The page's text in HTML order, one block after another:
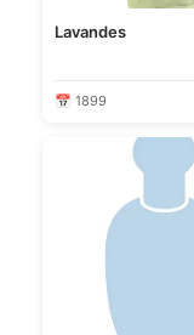
Lavandes
📅 1899